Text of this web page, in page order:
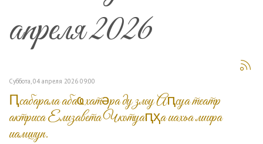
апреля 2026
Суббота, 04 апреля 2026 09:00
Ԥсабарала абаҩхатәра ду злоу Аԥсуа театр
актриса Елизавета Чкотуаԥҳа иахьа лиира
иамшуп.